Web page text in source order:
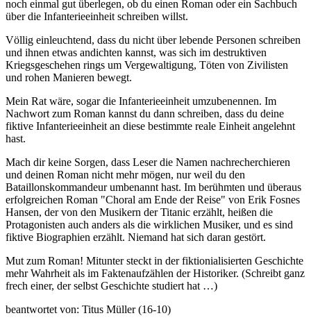
noch einmal gut überlegen, ob du einen Roman oder ein Sachbuch
über die Infanterieeinheit schreiben willst.
Völlig einleuchtend, dass du nicht über lebende Personen schreiben
und ihnen etwas andichten kannst, was sich im destruktiven
Kriegsgeschehen rings um Vergewaltigung, Töten von Zivilisten
und rohen Manieren bewegt.
Mein Rat wäre, sogar die Infanterieeinheit umzubenennen. Im
Nachwort zum Roman kannst du dann schreiben, dass du deine
fiktive Infanterieeinheit an diese bestimmte reale Einheit angelehnt
hast.
Mach dir keine Sorgen, dass Leser die Namen nachrecherchieren
und deinen Roman nicht mehr mögen, nur weil du den
Bataillonskommandeur umbenannt hast. Im berühmten und überaus
erfolgreichen Roman "Choral am Ende der Reise" von Erik Fosnes
Hansen, der von den Musikern der Titanic erzählt, heißen die
Protagonisten auch anders als die wirklichen Musiker, und es sind
fiktive Biographien erzählt. Niemand hat sich daran gestört.
Mut zum Roman! Mitunter steckt in der fiktionialisierten Geschichte
mehr Wahrheit als im Faktenaufzählen der Historiker. (Schreibt ganz
frech einer, der selbst Geschichte studiert hat …)
beantwortet von: Titus Müller (16-10)